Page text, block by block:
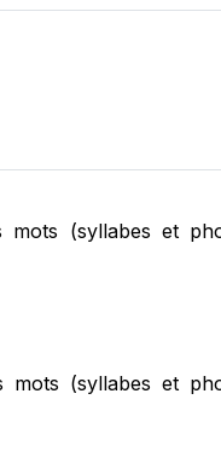
(syllabes et
(syllabes et